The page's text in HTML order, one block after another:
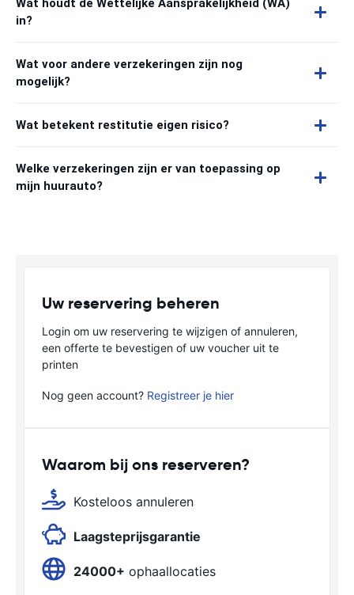
Wat houdt de Wettelijke Aansprakelijkheid (WA)
in?
Wat voor andere verzekeringen zijn nog
mogelijk?
Wat betekent restitutie eigen risico?
Welke verzekeringen zijn er van toepassing op
mijn huurauto?
Uw reservering beheren
Login om uw reservering te wijzigen of annuleren,
een offerte te bevestigen of uw voucher uit te
printen
Nog geen account? Registreer je hier
Waarom bij ons reserveren?
Kosteloos annuleren
Laagsteprijsgarantie
24000+ ophaallocaties